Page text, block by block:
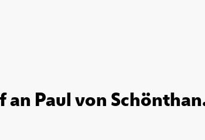
an Paul von